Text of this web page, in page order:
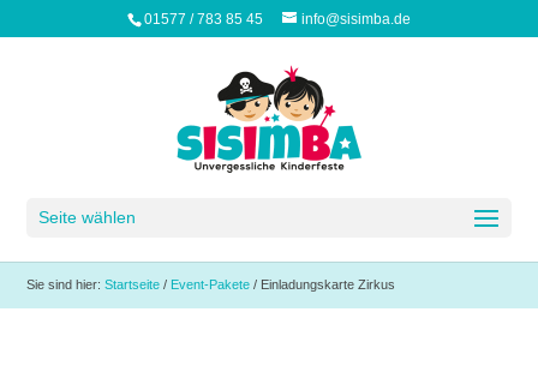
01577 / 783 85 45 info@sisimba.de
Seite wählen
Sie sind hier:Startseite / Event-Pakete / Einladungskarte Zirkus